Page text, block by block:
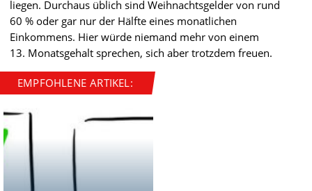
liegen. Durchaus üblich sind Weihnachtsgelder von rund
60 % oder gar nur der Hälfte eines monatlichen
Einkommens. Hier würde niemand mehr von einem
13. Monatsgehalt sprechen, sich aber trotzdem freuen.
EMPFOHLENE ARTIKEL: